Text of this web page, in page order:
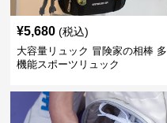
¥5,680 (税込)
大容量リュック 冒険家の相棒 多
機能スポーツリュック